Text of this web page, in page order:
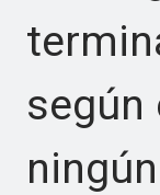
según